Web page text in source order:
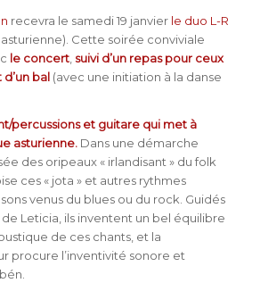
recevra le samedi 19 janvier le duo L-R
Cette soirée conviviale
le concert, suivi d’un repas pour ceux
bal(avec une initiation à la danse
percussions et guitare qui met à
asturienne.Dans une démarche
des oripeaux « irlandisant » du folk
ces « jota » et autres rythmes
venus du blues ou du rock. Guidés
Leticia, ils inventent un bel équilibre
de ces chants, et la
procure l’inventivité sonore et